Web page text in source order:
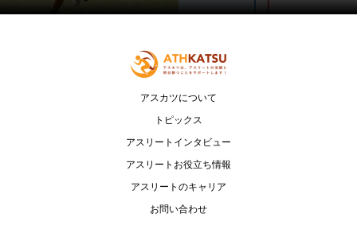
アスカツについて
トピックス
アスリートインタビュー
アスリートお役立ち情報
アスリートのキャリア
お問い合わせ